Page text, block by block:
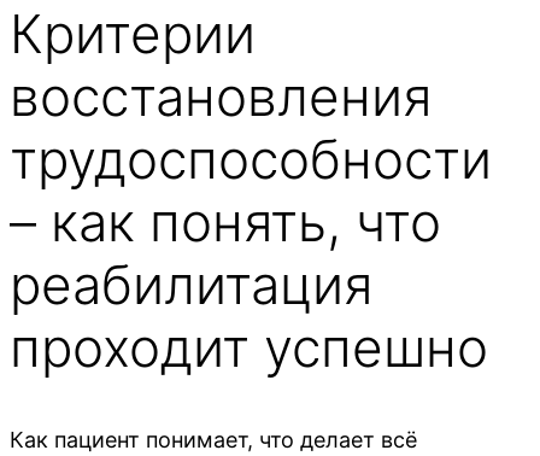
Критерии
восстановления
трудоспособности
– как понять, что
реабилитация
проходит успешно
Как пациент понимает, что делает всё